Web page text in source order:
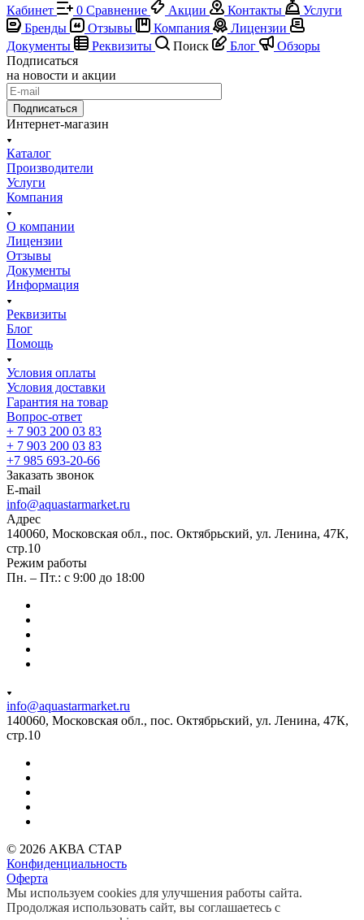
Кабинет
0 Сравнение Акции Контакты
Услуги
Бренды
Отзывы Компания
Лицензии
Документы
Реквизиты Поиск Блог
Обзоры
Подписаться
на новости и акции
Подписаться
Интернет-магазин
Каталог
Производители
Услуги
Компания
О компании
Лицензии
Отзывы
Документы
Информация
Реквизиты
Блог
Помощь
Условия оплаты
Условия доставки
Гарантия на товар
Вопрос-ответ
+ 7 903 200 03 83
+ 7 903 200 03 83
+7 985 693-20-66
Заказать звонок
E-mail
info@aquastarmarket.ru
Адрес
140060, Московская обл., пос. Октябрьский, ул. Ленина, 47К,
стр.10
Режим работы
Пн. – Пт.: с 9:00 до 18:00
info@aquastarmarket.ru
140060, Московская обл., пос. Октябрьский, ул. Ленина, 47К,
стр.10
© 2026 АКВА СТАР
Конфиденциальность
Оферта
Мы используем cookies для улучшения работы сайта.
Продолжая использовать сайт, вы соглашаетесь с